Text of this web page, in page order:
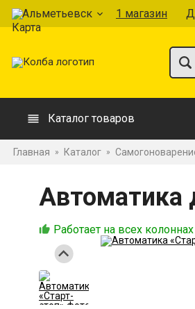
Альметьевск 1 магазин
Каталог товаров
Главная » Каталог »
Автоматика
Работает на всех